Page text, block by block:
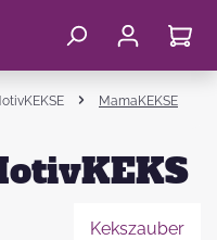
MamaKEKSE
Kekszauber